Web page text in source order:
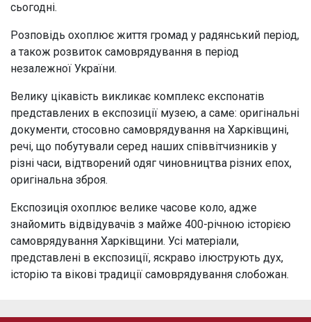
сьогодні.
Розповідь охоплює життя громад у радянський період,
а також розвиток самоврядування в період
незалежної України.
Велику цікавість викликає комплекс експонатів
представлених в експозиції музею, а саме: оригінальні
документи, стосовно самоврядування на Харківщині,
речі, що побутували серед наших співвітчизників у
різні часи, відтворений одяг чиновництва різних епох,
оригінальна зброя.
Експозиція охоплює велике часове коло, адже
знайомить відвідувачів з майже 400-річною історією
самоврядування Харківщини. Усі матеріали,
представлені в експозиції, яскраво ілюструють дух,
історію та вікові традиції самоврядування слобожан.